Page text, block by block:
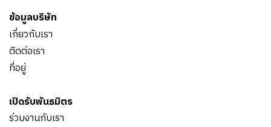
ข้อมูลบริษัท
เกี่ยวกับเรา
ติดต่อเรา
ที่อยู่
เปิดรับพันธมิตร
ร่วมงานกับเรา